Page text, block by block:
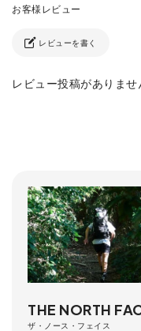
レビューを書く
レビュー投稿がありませ
THE NORTH
ザ・ノース・フェイス